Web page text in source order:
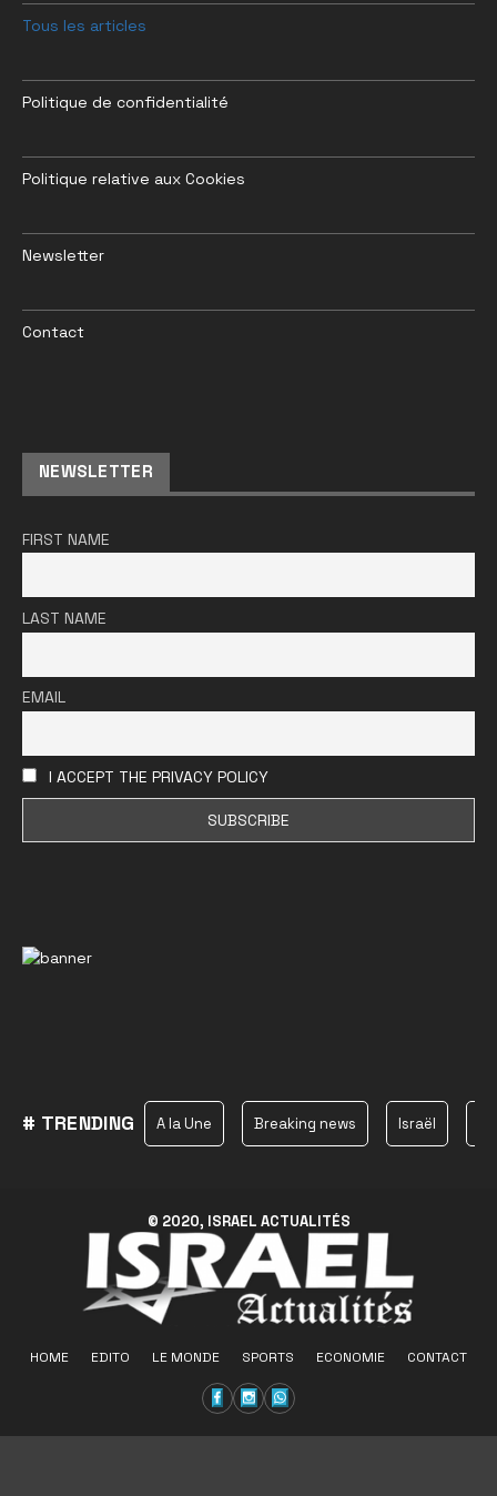
Tous les articles
Politique de confidentialité
Politique relative aux Cookies
Newsletter
Contact
NEWSLETTER
FIRST NAME
LAST NAME
EMAIL
I ACCEPT THE PRIVACY POLICY
# TRENDING A la Une Breaking news Israël
© 2020, ISRAEL ACTUALITÉS
HOME EDITO LE MONDE SPORTS ECONOMIE CONTACT